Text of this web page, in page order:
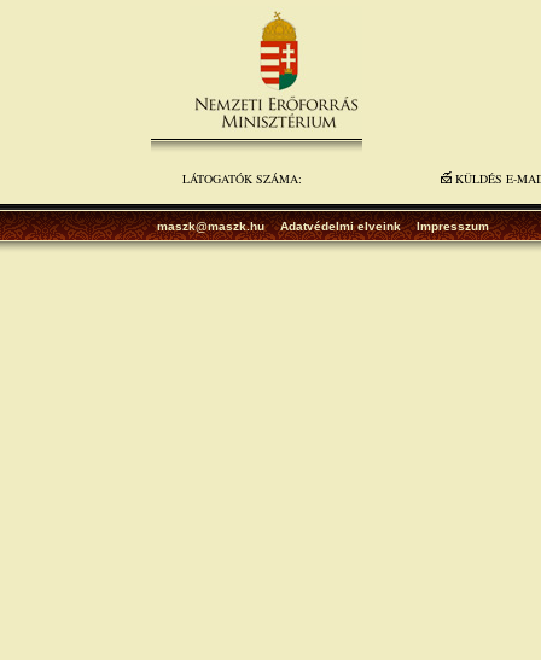
LÁTOGATÓK SZÁMA: KÜLDÉS E-
maszk@maszk.hu Adatvédelmi elveink Impresszum